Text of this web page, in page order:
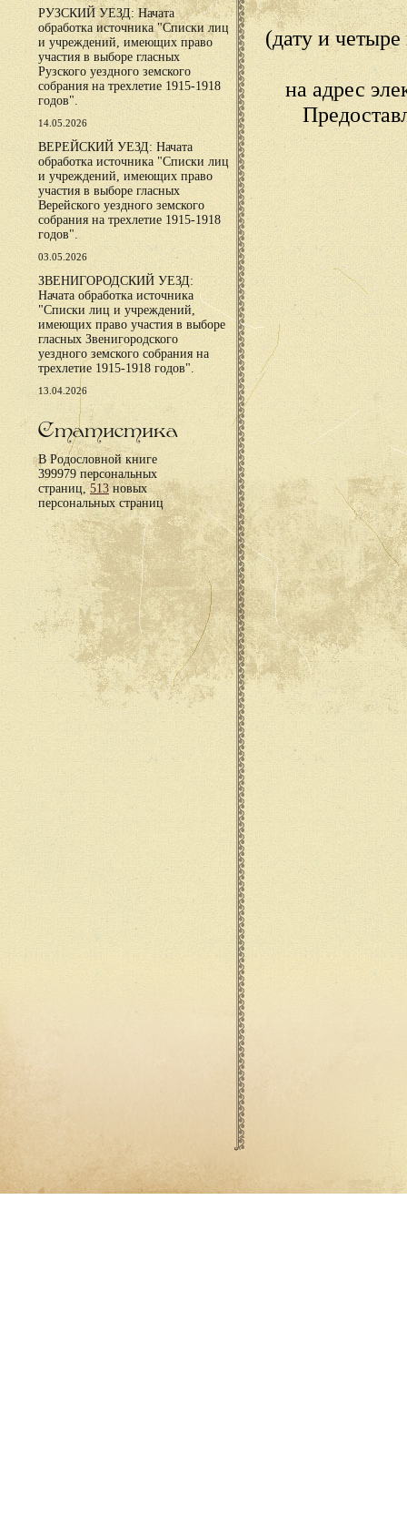
РУЗСКИЙ УЕЗД: Начата
обработка источника "Списки лиц
и учреждений, имеющих право
участия в выборе гласных
Рузского уездного земского
собрания на трехлетие 1915-1918
годов".
14.05.2026
ВЕРЕЙСКИЙ УЕЗД: Начата
обработка источника "Списки лиц
и учреждений, имеющих право
участия в выборе гласных
Верейского уездного земского
собрания на трехлетие 1915-1918
годов".
03.05.2026
ЗВЕНИГОРОДСКИЙ УЕЗД:
Начата обработка источника
"Списки лиц и учреждений,
имеющих право участия в выборе
гласных Звенигородского
уездного земского собрания на
трехлетие 1915-1918 годов".
13.04.2026
Статистика
В Родословной книге
399979 персональных
страниц,513новых
персональных страниц
(дату и
на адрес